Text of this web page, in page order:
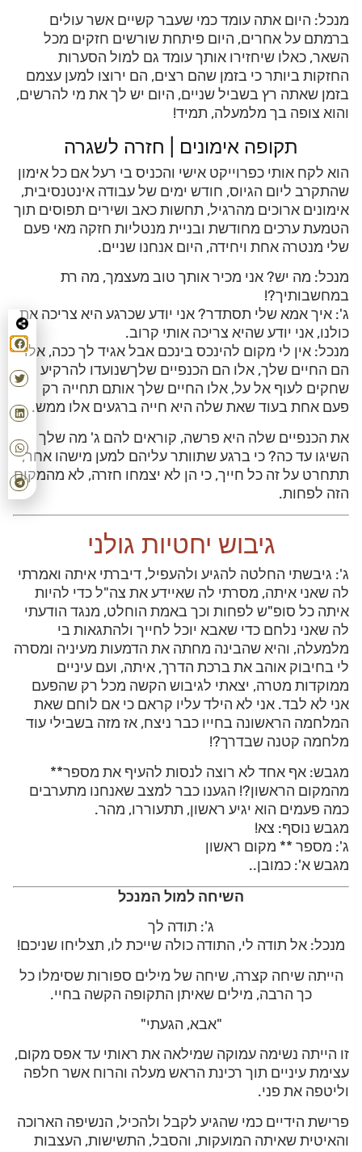
מנכל: היום אתה עומד כמי שעבר קשיים אשר עולים
ברמתם על אחרים, היום פיתחת שורשים חזקים מכל
השאר, כאלו שיחזירו אותך עומד גם למול הסערות
החזקות ביותר כי בזמן שהם רצים, הם ירוצו למען עצמם
בזמן שאתה רץ בשביל שניים, היום יש לך את מי להרשים,
והוא צופה בך מלמעלה, תמיד!
תקופה אימונים | חזרה לשגרה
הוא לקח אותי כפרוייקט אישי והכניס בי רעל אם כל אימון
שהתקרב ליום הגיוס, חודש ימים של עבודה אינטנסיבית,
אימונים ארוכים מהרגיל, תחשות כאב ושירים תפוסים תוך
הטמעת ערכים מחודשת ובניית מנטליות חזקה מאי פעם
שלי מנטרה אחת ויחידה, היום אנחנו שניים.
מנכל: מה יש? אני מכיר אותך טוב מעצמך, מה רת
במחשבותיך?!
ג': איך אמא שלי תסתדר? אני יודע שכרגע היא צריכה את
כולנו, אני יודע שהיא צריכה אותי קרוב.
מנכל: אין לי מקום להינכס בינכם אבל אגיד לך ככה, אלו
הם החיים שלך, אלו הם הכנפיים שלךשנועדו להרקיע
שחקים לעוף אל על, אלו החיים שלך אותם תחייה רק
פעם אחת בעוד שאת שלה היא חייה ברגעים אלו ממש.
את הכנפיים שלה היא פרשה, קוראים להם ג' מה שלך
השיגו עד כה? כי ברגע שתוותר עליהם למען מישהו אחר,
תתחרט על זה כל חייך, כי הן לא יצמחו חזרה, לא מהמקום
הזה לפחות.
גיבוש יחטיות גולני
ג': גיבשתי החלטה להגיע ולהעפיל, דיברתי איתה ואמרתי
לה שאני איתה, מסרתי לה שאיידע את צה"ל כדי להיות
איתה כל סופ"ש לפחות וכך באמת הוחלט, מנגד הודעתי
לה שאני נלחם כדי שאבא יוכל לחייך ולהתגאות בי
מלמעלה, והיא שהבינה מחתה את הדמעות מעיניה ומסרה
לי בחיבוק אוהב את ברכת הדרך, איתה, ועם עיניים
ממוקדות מטרה, יצאתי לגיבוש הקשה מכל רק שהפעם
אני לא לבד. אני לא הילד עליו קראם כי אם לוחם שאת
המלחמה הראשונה בחייו כבר ניצח, אז מזה בשבילי עוד
מלחמה קטנה שבדרך?!
מגבש: אף אחד לא רוצה לנסות להעיף את מספר**
מהמקום הראשון?! הגענו כבר למצב שאנחנו מתערבים
כמה פעמים הוא יגיע ראשון, תתעוררו, מהר.
מגבש נוסף: צא!
ג': מספר ** מקום ראשון
מגבש א': כמובן..
השיחה למול המנכל
ג': תודה לך
מנכל: אל תודה לי, התודה כולה שייכת לו, תצליחו שניכם!
הייתה שיחה קצרה, שיחה של מילים ספורות שסימלו כל
כך הרבה, מילים שאיתן התקופה הקשה בחיי.
"אבא, הגעתי"
זו הייתה נשימה עמוקה שמילאה את ראותי עד אפס מקום,
עצימת עיניים תוך רכינת הראש מעלה והרוח אשר חלפה
וליטפה את פני.
פרישת הידיים כמי שהגיע לקבל ולהכיל, הנשיפה הארוכה
והאיטית שאיתה המועקות, והסבל, התשישות, העצבות